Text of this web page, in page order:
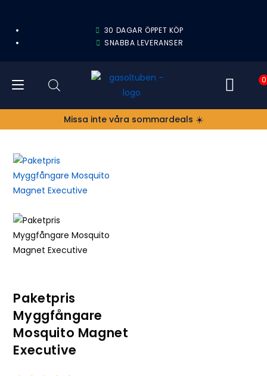
30 DAGAR ÖPPET KÖP
SNABBA LEVERANSER
0
Missa inte våra sommardeals ☀️
Paketpris
Myggfångare
Mosquito Magnet
Executive